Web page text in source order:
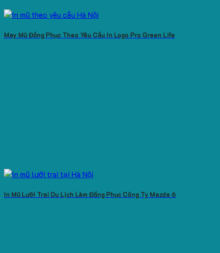
May Mũ Đồng Phục Theo Yêu Cầu In Logo Pro Green Life
In Mũ Lưỡi Trai Du Lịch Làm Đồng Phục Công Ty Mazda 6